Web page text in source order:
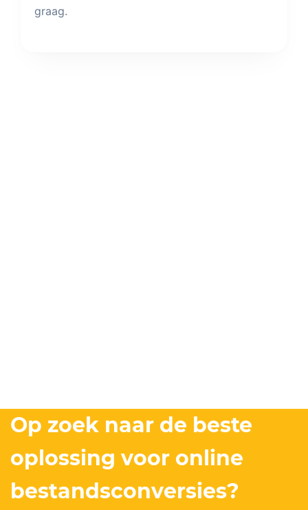
graag.
Op zoek naar de beste
oplossing voor online
bestandsconversies?